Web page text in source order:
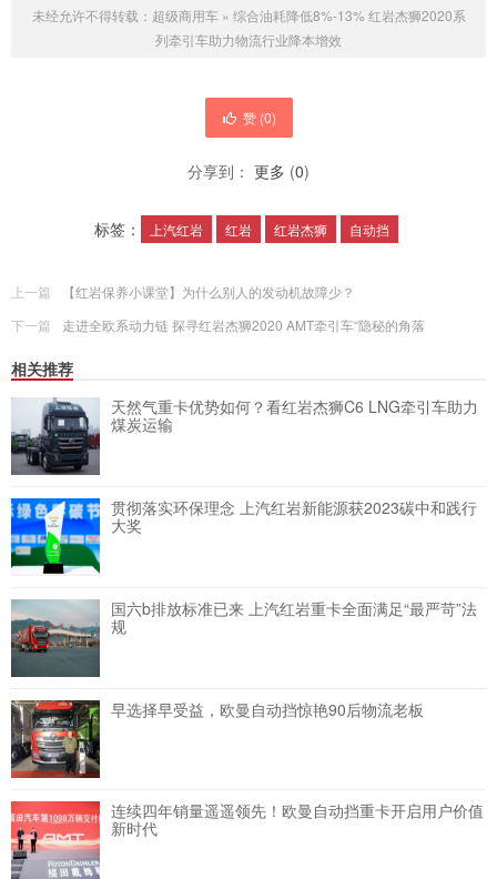
未经允许不得转载： 超级商用车» 综合油耗降低8%-13% 红岩杰狮2020系
列牵引车助力物流行业降本增效
赞 (0)
分享到： 更多 (0)
标签： 上汽红岩 红岩 红岩杰狮 自动挡
上一篇
【红岩保养小课堂】为什么别人的发动机故障少？
下一篇
走进全欧系动力链 探寻红岩杰狮2020 AMT牵引车“隐秘的角落
相关推荐
天然气重卡优势如何？看红岩杰狮C6 LNG牵引车助力
煤炭运输
贯彻落实环保理念 上汽红岩新能源获2023碳中和践行
大奖
国六b排放标准已来 上汽红岩重卡全面满足“最严苛”法
规
早选择早受益，欧曼自动挡惊艳90后物流老板
连续四年销量遥遥领先！欧曼自动挡重卡开启用户价值
新时代